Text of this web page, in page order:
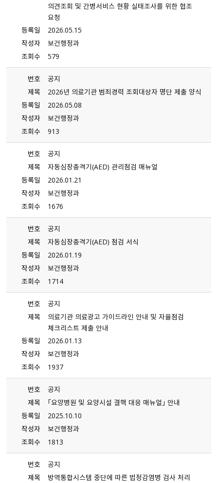
의견조회 및 간병서비스 현황 실태조사를 위한 협조
요청
등록일
2026.05.15
작성자
보건행정과
조회수
579
번호
공지
제목
2026년 의료기관 범죄경력 조회대상자 명단 제출 양식
등록일
2026.05.08
작성자
보건행정과
조회수
913
번호
공지
제목
자동심장충격기（AED） 관리점검 매뉴얼
등록일
2026.01.21
작성자
보건행정과
조회수
1676
번호
공지
제목
자동심장충격기（AED） 점검 서식
등록일
2026.01.19
작성자
보건행정과
조회수
1714
번호
공지
제목
의료기관 의료광고 가이드라인 안내 및 자율점검
체크리스트 제출 안내
등록일
2026.01.13
작성자
보건행정과
조회수
1937
번호
공지
제목
「요양병원 및 요양시설 결핵 대응 매뉴얼」 안내
등록일
2025.10.10
작성자
보건행정과
조회수
1813
번호
공지
제목
방역통합시스템 중단에 따른 법정감염병 검사 처리